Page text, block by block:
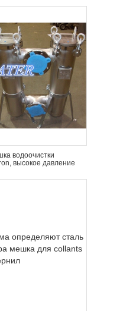
водоочистки
высокое давление